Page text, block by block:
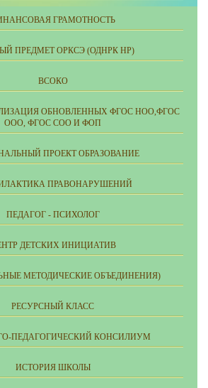
ГРАМОТНОСТЬ
ПРЕДМЕТ ОРКСЭ (ОДНРК НР)
ВСОКО
ОБНОВЛЕННЫХ ФГОС НОО,ФГОС
ООО, ФГОС СОО И ФОП
ПРОЕКТ ОБРАЗОВАНИЕ
ПРАВОНАРУШЕНИЙ
ПЕДАГОГ - ПСИХОЛОГ
ДЕТСКИХ ИНИЦИАТИВ
МЕТОДИЧЕСКИЕ ОБЪЕДИНЕНИЯ)
РЕСУРСНЫЙ КЛАСС
ПЕДАГОГИЧЕСКИЙ КОНСИЛИУМ
ИСТОРИЯ ШКОЛЫ